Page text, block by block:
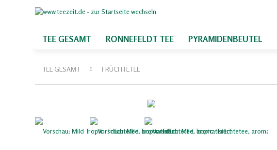
TEE GESAMT RONNEFELDT TEE PYRAMIDENBEUTEL
TEE GESAMT FRÜCHTETEE